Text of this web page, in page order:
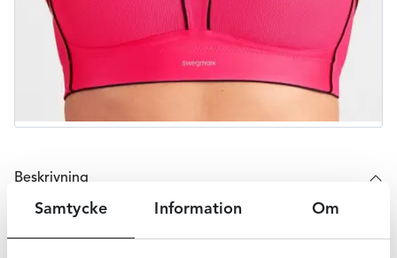
Samtycke Information Om
Beskrivning
Swegmark Movement sportbh passar perfekt till din
dagliga träning eller löprunda. Denna bh ger ett fantastiskt